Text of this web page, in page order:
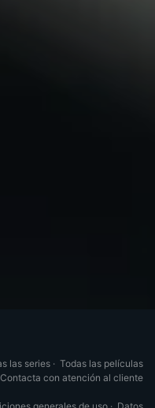
las series · Todas las películas
Contacta con atención al cliente